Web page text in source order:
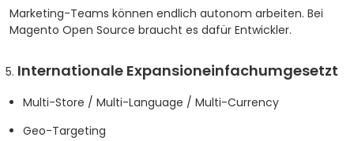
Marketing-Teams können endlich autonom arbeiten. Bei
Magento Open Source braucht es dafür Entwickler.
Internationale Expansioneinfachumgesetzt
Multi-Store / Multi-Language / Multi-Currency
Geo-Targeting